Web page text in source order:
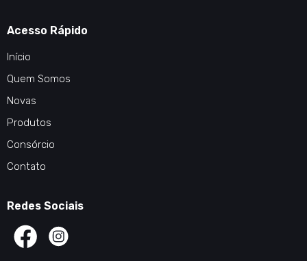
Acesso Rápido
Início
Quem Somos
Novas
Produtos
Consórcio
Contato
Redes Sociais